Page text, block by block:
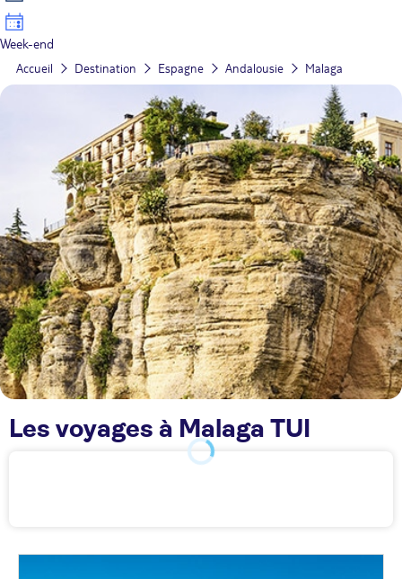
Week-end
Accueil Destination Espagne Andalousie Malaga
Les voyages à Malaga TUI